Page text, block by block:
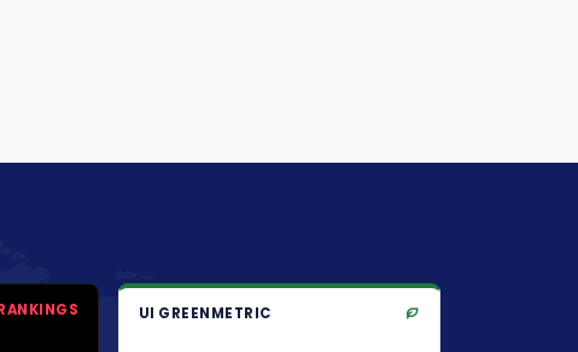
UI GREENMETRIC